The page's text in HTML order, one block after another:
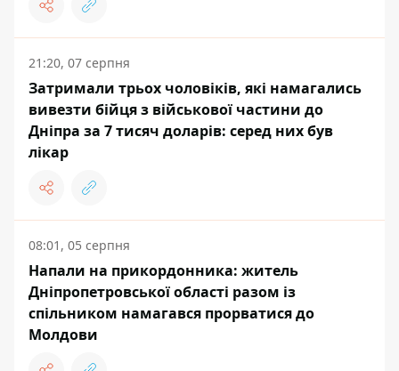
21:20, 07 серпня
Затримали трьох чоловіків, які намагались
вивезти бійця з військової частини до
Дніпра за 7 тисяч доларів: серед них був
лікар
08:01, 05 серпня
Напали на прикордонника: житель
Дніпропетровської області разом із
спільником намагався прорватися до
Молдови